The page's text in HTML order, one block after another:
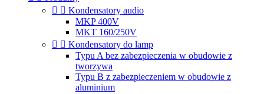
  Kondensatory audio
MKP 400V
MKT 160/250V
  Kondensatory do lamp
Typu A bez zabezpieczenia w obudowie z
tworzywa
Typu B z zabezpieczeniem w obudowie z
aluminium